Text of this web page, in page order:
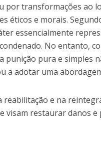
por transformações ao
éticos e morais.
essencialmente
No entanto,
punição pura e simples
a adotar uma
reabilitação e na
visam restaurar danos